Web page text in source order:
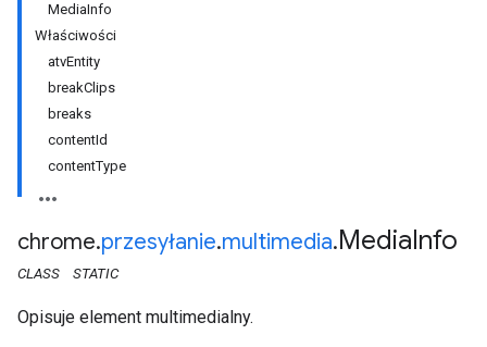
MediaInfo
Właściwości
atvEntity
breakClips
breaks
contentId
contentType
chrome.przesyłanie.multimedia.MediaInfo
CLASS STATIC
Opisuje element multimedialny.